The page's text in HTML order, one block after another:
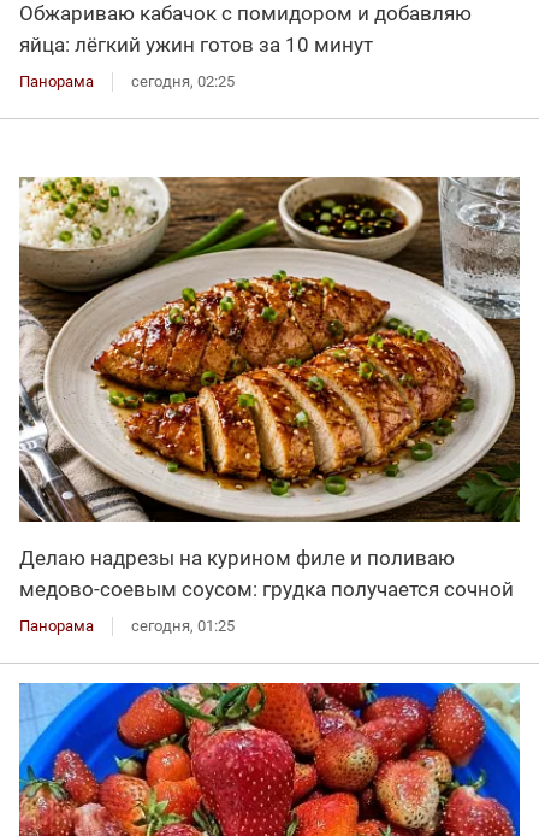
Обжариваю кабачок с помидором и добавляю
яйца: лёгкий ужин готов за 10 минут
Панорама сегодня, 02:25
Делаю надрезы на курином филе и поливаю
медово-соевым соусом: грудка получается сочной
Панорама сегодня, 01:25